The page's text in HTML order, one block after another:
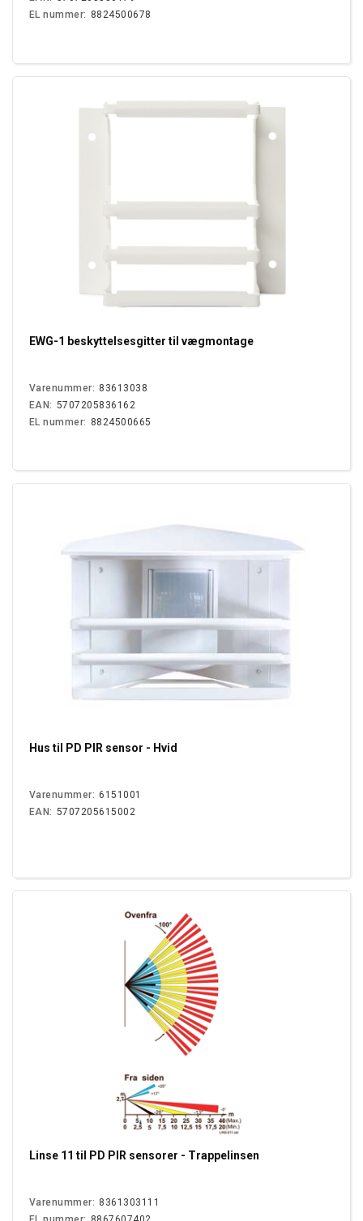
EL nummer: 8824500678
EWG-1 beskyttelsesgitter til vægmontage
Varenummer: 83613038
EAN: 5707205836162
EL nummer: 8824500665
Hus til PD PIR sensor - Hvid
Varenummer: 6151001
EAN: 5707205615002
Linse 11 til PD PIR sensorer - Trappelinsen
Varenummer: 8361303111